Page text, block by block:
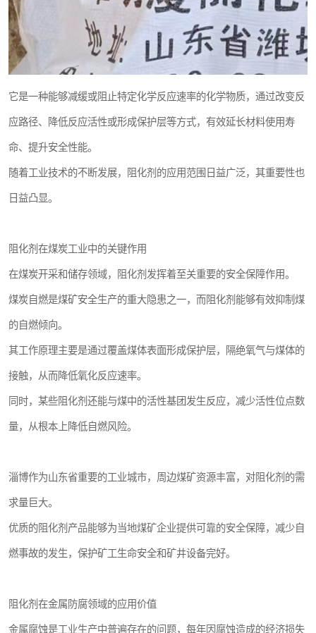
它是一种能够减缓或阻止特定化学反应速率的化学物质，通过改变反
应路径、降低反应活性或形成保护层等方式，有效延长材料使用寿
命、提升安全性能。
随着工业技术的不断发展，阻化剂的应用范围日益广泛，其重要性也
日益凸显。
阻化剂在煤炭工业中的关键作用
在煤炭开采和储存领域，阻化剂发挥着至关重要的安全保障作用。
煤炭自燃是煤矿安全生产的重大隐患之一，而阻化剂能够有效抑制煤
的自燃倾向。
其工作原理主要是通过覆盖煤体表面形成保护层，隔绝氧气与煤体的
接触，从而降低氧化反应速率。
同时，某些阻化剂还能与煤中的活性基团发生反应，减少活性位点数
量，从根本上降低自燃风险。
淄博作为山东省重要的工业城市，周边煤矿资源丰富，对阻化剂的需
求量巨大。
优质的阻化剂产品能够为当地煤矿企业提供可靠的安全保障，减少自
燃事故的发生，保护矿工生命安全和矿井设备完好。
阻化剂在金属防腐领域的应用价值
金属腐蚀是工业生产中普遍存在的问题，每年因腐蚀造成的经济损失